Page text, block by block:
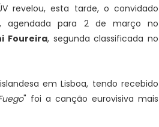
revelou, esta tarde, o convidado
para 2 de março no
Foureira, segunda classificada no
em Lisboa, tendo recebido
" foi a canção eurovisiva mais